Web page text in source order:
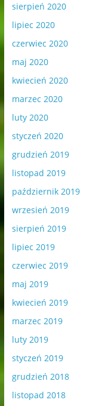
sierpień 2020
lipiec 2020
czerwiec 2020
maj 2020
kwiecień 2020
marzec 2020
luty 2020
styczeń 2020
grudzień 2019
listopad 2019
październik 2019
wrzesień 2019
sierpień 2019
lipiec 2019
czerwiec 2019
maj 2019
kwiecień 2019
marzec 2019
luty 2019
styczeń 2019
grudzień 2018
listopad 2018